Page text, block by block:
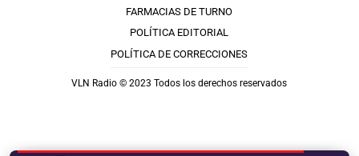
FARMACIAS DE TURNO
POLÍTICA EDITORIAL
POLÍTICA DE CORRECCIONES
VLN Radio © 2023 Todos los derechos reservados